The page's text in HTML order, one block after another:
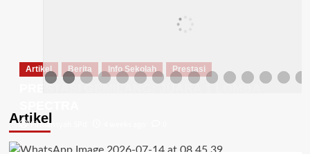
Artikel
Artikel Berita Info Sekolah Prestasi
PRESTASI GEMILANG: JUARA 1 LOMBA
Firmansyah SPd